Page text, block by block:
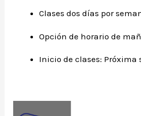
Clases dos días por
Opción de horario de
Inicio de clases: Próxima